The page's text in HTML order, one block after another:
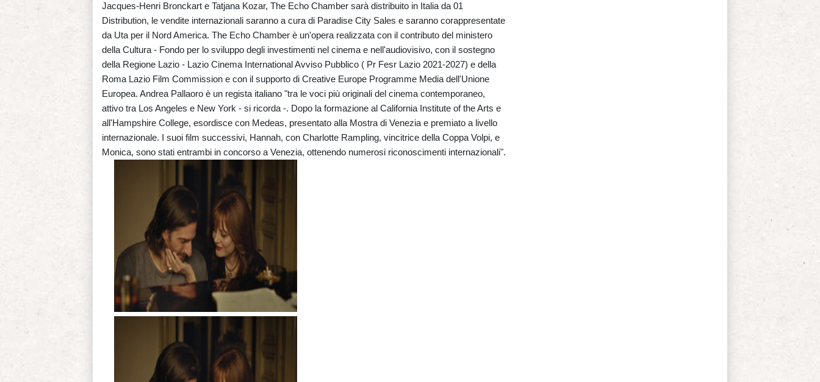
Jacques-Henri Bronckart e Tatjana Kozar, The Echo Chamber sarà distribuito in Italia da 01
Distribution, le vendite internazionali saranno a cura di Paradise City Sales e saranno corappresentate
da Uta per il Nord America. The Echo Chamber è un'opera realizzata con il contributo del ministero
della Cultura - Fondo per lo sviluppo degli investimenti nel cinema e nell'audiovisivo, con il sostegno
della Regione Lazio - Lazio Cinema International Avviso Pubblico ( Pr Fesr Lazio 2021-2027) e della
Roma Lazio Film Commission e con il supporto di Creative Europe Programme Media dell'Unione
Europea. Andrea Pallaoro è un regista italiano "tra le voci più originali del cinema contemporaneo,
attivo tra Los Angeles e New York - si ricorda -. Dopo la formazione al California Institute of the Arts e
all'Hampshire College, esordisce con Medeas, presentato alla Mostra di Venezia e premiato a livello
internazionale. I suoi film successivi, Hannah, con Charlotte Rampling, vincitrice della Coppa Volpi, e
Monica, sono stati entrambi in concorso a Venezia, ottenendo numerosi riconoscimenti internazionali".